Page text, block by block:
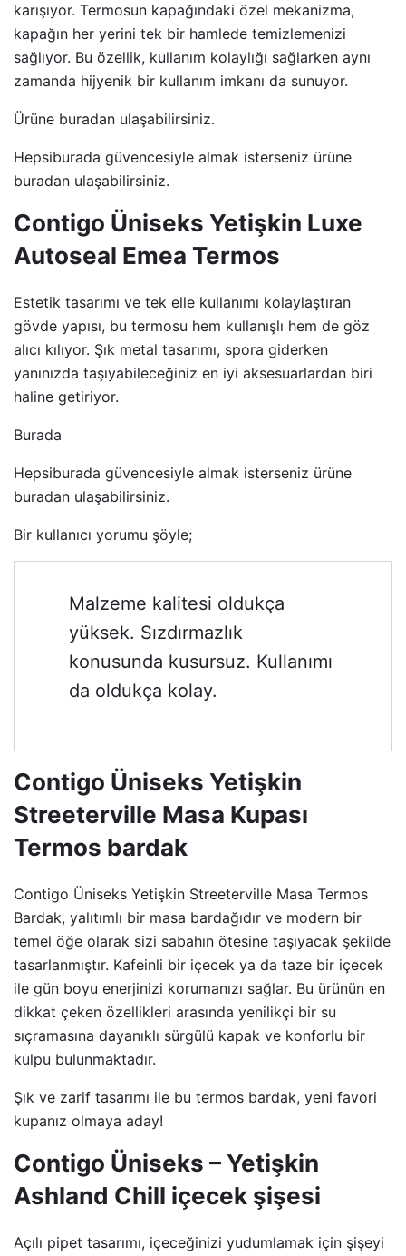
karışıyor. Termosun kapağındaki özel mekanizma,
kapağın her yerini tek bir hamlede temizlemenizi
sağlıyor. Bu özellik, kullanım kolaylığı sağlarken aynı
zamanda hijyenik bir kullanım imkanı da sunuyor.
Ürüne buradan ulaşabilirsiniz.
Hepsiburada güvencesiyle almak isterseniz ürüne
buradan ulaşabilirsiniz.
Contigo Üniseks Yetişkin Luxe
Autoseal Emea Termos
Estetik tasarımı ve tek elle kullanımı kolaylaştıran
gövde yapısı, bu termosu hem kullanışlı hem de göz
alıcı kılıyor. Şık metal tasarımı, spora giderken
yanınızda taşıyabileceğiniz en iyi aksesuarlardan biri
haline getiriyor.
Burada
Hepsiburada güvencesiyle almak isterseniz ürüne
buradan ulaşabilirsiniz.
Bir kullanıcı yorumu şöyle;
Malzeme kalitesi oldukça
yüksek. Sızdırmazlık
konusunda kusursuz. Kullanımı
da oldukça kolay.
Contigo Üniseks Yetişkin
Streeterville Masa Kupası
Termos bardak
Contigo Üniseks Yetişkin Streeterville Masa Termos
Bardak, yalıtımlı bir masa bardağıdır ve modern bir
temel öğe olarak sizi sabahın ötesine taşıyacak şekilde
tasarlanmıştır. Kafeinli bir içecek ya da taze bir içecek
ile gün boyu enerjinizi korumanızı sağlar. Bu ürünün en
dikkat çeken özellikleri arasında yenilikçi bir su
sıçramasına dayanıklı sürgülü kapak ve konforlu bir
kulpu bulunmaktadır.
Şık ve zarif tasarımı ile bu termos bardak, yeni favori
kupanız olmaya aday!
Contigo Üniseks – Yetişkin
Ashland Chill içecek şişesi
Açılı pipet tasarımı, içeceğinizi yudumlamak için şişeyi